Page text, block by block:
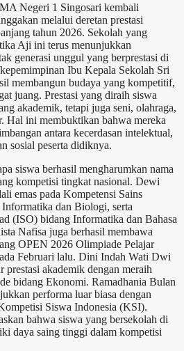
Negeri 1 Singosari kembali
melalui deretan prestasi
tahun 2026. Sekolah yang
Aji ini terus menunjukkan
generasi unggul yang berprestasi di
Ibu Kepala Sekolah Sri
membangun budaya yang kompetitif,
juang. Prestasi yang diraih siswa
akademik, tetapi juga seni, olahraga,
Hal ini membuktikan bahwa mereka
antara kecerdasan intelektual,
sosial peserta didiknya.
siswa berhasil mengharumkan nama
kompetisi tingkat nasional. Dewi
emas pada Kompetensi Sains
dan Biologi, serta
(ISO) bidang Informatika dan Bahasa
Nafisa juga berhasil membawa
OPEN 2026 Olimpiade Pelajar
Februari lalu. Dini Indah Wati Dwi
prestasi akademik dengan meraih
bidang Ekonomi. Ramadhania Bulan
performa luar biasa dengan
Siswa Indonesia (KSI).
bahwa siswa yang bersekolah di
daya saing tinggi dalam kompetisi